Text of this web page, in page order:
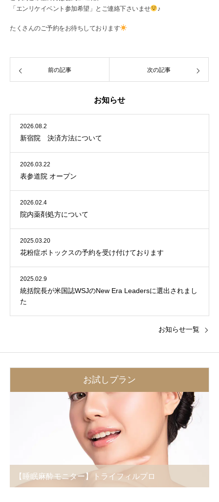
「エンリケイベント参加希望」とご連絡下さいませ
♪
たくさんのご予約をお待ちしております
前の記事 次の記事
お知らせ
2026.08.2
新宿院 決済方法について
2026.03.22
表参道院 オープン
2026.02.4
院内薬剤処方について
2025.03.20
花粉症ボトックスの予約を受け付けております
2025.02.9
統括院長が米国誌WSJのNew Era Leadersに選出されまし
た
お知らせ一覧
お試しプラン
ライフィルプロ 【睡眠麻酔モニター】ポテ